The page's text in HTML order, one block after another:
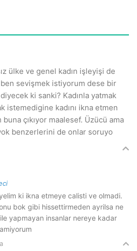
ülke ve genel kadın işleyişi de
sevişmek istiyorum dese bir
ki sanki? Kadınla yatmak
istemedigine kadını ikna etmen
çıkıyor maalesef. Üzücü ama
benzerlerini de onlar soruyo
ki ikna etmeye calisti ve olmadi.
bok gibi hissettirmeden ayrilsa ne
yapmayan insanlar nereye kadar